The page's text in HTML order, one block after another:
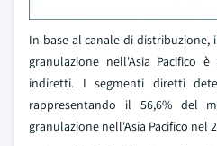
In base al canale di
granulazione nell'Asia Pacifico
indiretti. I segmenti diretti
rappresentando il 56,6% del
granulazione nell'Asia Pacifico nel